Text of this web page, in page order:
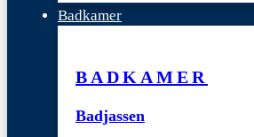
Badkamer
BADKAMER
Badjassen